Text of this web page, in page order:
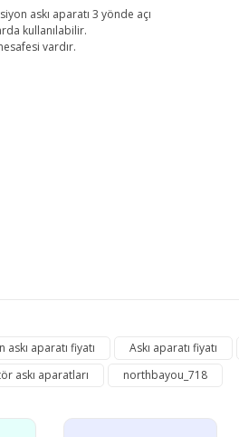
askı aparatı 3 yönde açı
kullanılabilir.
vardır.
Bu ürüne ilk
askı aparatı fiyatı Askı aparatı fiyatı
askı aparatları northbayou_718